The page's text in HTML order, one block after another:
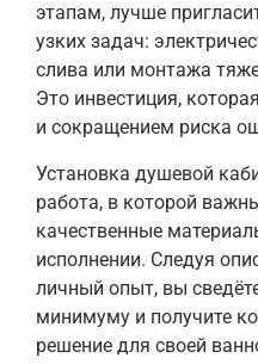
этапам, лучше
узких задач:
слива или монтажа
Это инвестиция,
и сокращением риска
Установка душевой
работа, в которой
качественные
исполнении. Следуя
личный опыт, вы
минимуму и получите
решение для своей